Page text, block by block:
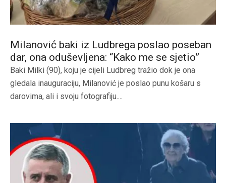
Milanović baki iz Ludbrega poslao poseban
dar, ona oduševljena: “Kako me se sjetio”
Baki Milki (90), koju je cijeli Ludbreg tražio dok je ona
gledala inauguraciju, Milanović je poslao punu košaru s
darovima, ali i svoju fotografiju....